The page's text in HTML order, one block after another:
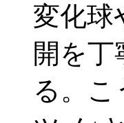
変化球
開を
る。